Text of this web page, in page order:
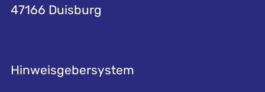
47166 Duisburg
Hinweisgebersystem